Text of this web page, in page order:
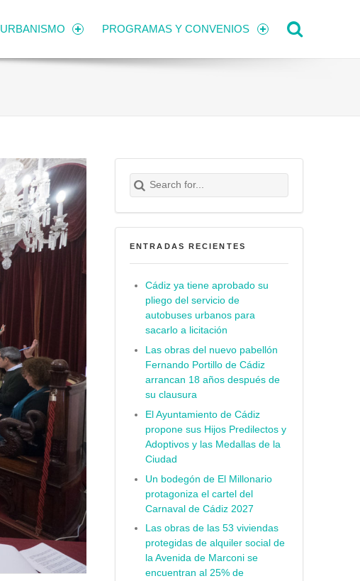
URBANISMO PROGRAMAS Y CONVENIOS
Search for:
Buscar
ENTRADAS RECIENTES
Cádiz ya tiene aprobado su
pliego del servicio de
autobuses urbanos para
sacarlo a licitación
Las obras del nuevo pabellón
Fernando Portillo de Cádiz
arrancan 18 años después de
su clausura
El Ayuntamiento de Cádiz
propone sus Hijos Predilectos y
Adoptivos y las Medallas de la
Ciudad
Un bodegón de El Millonario
protagoniza el cartel del
Carnaval de Cádiz 2027
Las obras de las 53 viviendas
protegidas de alquiler social de
la Avenida de Marconi se
encuentran al 25% de